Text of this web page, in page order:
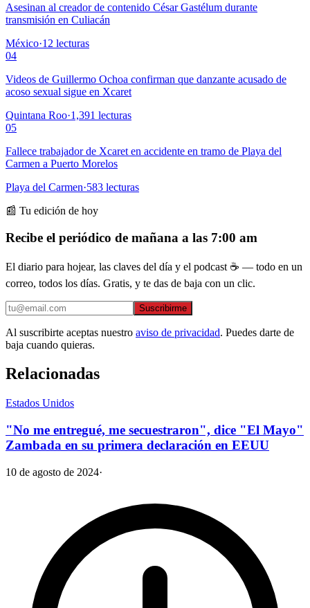
Asesinan al creador de contenido César Gastélum durante
transmisión en Culiacán
México·12 lecturas
04
Videos de Guillermo Ochoa confirman que danzante acusado de
acoso sexual sigue en Xcaret
Quintana Roo·1,391 lecturas
05
Fallece trabajador de Xcaret en accidente en tramo de Playa del
Carmen a Puerto Morelos
Playa del Carmen·583 lecturas
📰 Tu edición de hoy
Recibe el periódico de mañana a las 7:00 am
El diario para hojear, las claves del día y el podcast ☕ — todo en un
correo, todos los días. Gratis, y te das de baja con un clic.
Suscribirme
Al suscribirte aceptas nuestro aviso de privacidad. Puedes darte de
baja cuando quieras.
Relacionadas
Estados Unidos
"No me entregué, me secuestraron", dice "El Mayo"
Zambada en su primera declaración en EEUU
10 de agosto de 2024·